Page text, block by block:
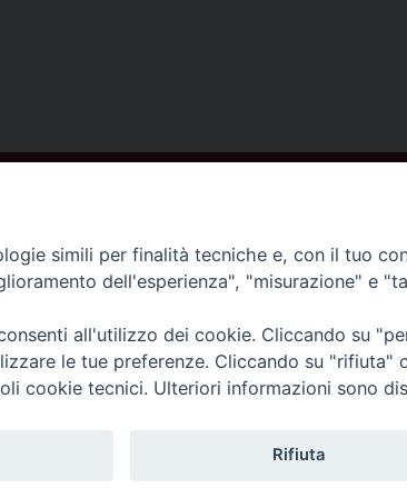
Contatti
Piazza del Duomo,1 - 52100
segreteria@diocesi.arezzo.it
simili per finalità tecniche e, con il tuo
dell'esperienza", "misurazione" e
all'utilizzo dei cookie. Cliccando su
le tue preferenze. Cliccando su "rifiuta"
cookie tecnici. Ulteriori informazioni sono
Rifiuta